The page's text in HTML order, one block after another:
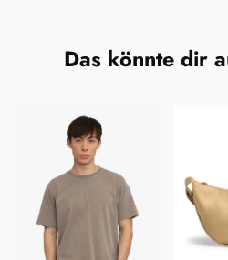
Das könnte dir